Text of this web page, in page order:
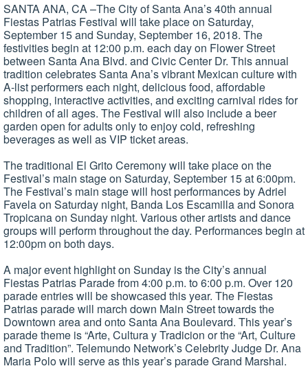
SANTA ANA, CA –The City of Santa Ana’s 40th annual
Fiestas Patrias Festival will take place on Saturday,
September 15 and Sunday, September 16, 2018. The
festivities begin at 12:00 p.m. each day on Flower Street
between Santa Ana Blvd. and Civic Center Dr. This annual
tradition celebrates Santa Ana’s vibrant Mexican culture with
A-list performers each night, delicious food, affordable
shopping, interactive activities, and exciting carnival rides for
children of all ages. The Festival will also include a beer
garden open for adults only to enjoy cold, refreshing
beverages as well as VIP ticket areas.
The traditional El Grito Ceremony will take place on the
Festival’s main stage on Saturday, September 15 at 6:00pm.
The Festival’s main stage will host performances by Adriel
Favela on Saturday night, Banda Los Escamilla and Sonora
Tropicana on Sunday night. Various other artists and dance
groups will perform throughout the day. Performances begin at
12:00pm on both days.
A major event highlight on Sunday is the City’s annual
Fiestas Patrias Parade from 4:00 p.m. to 6:00 p.m. Over 120
parade entries will be showcased this year. The Fiestas
Patrias parade will march down Main Street towards the
Downtown area and onto Santa Ana Boulevard. This year’s
parade theme is “Arte, Cultura y Tradicion or the “Art, Culture
and Tradition”. Telemundo Network’s Celebrity Judge Dr. Ana
Maria Polo will serve as this year’s parade Grand Marshal.